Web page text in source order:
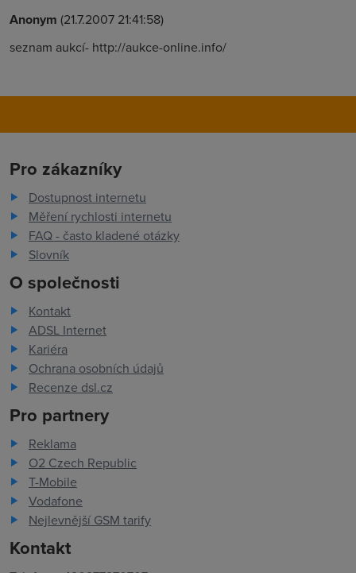
Anonym (21.7.2007 21:41:58)
seznam aukcí- http://aukce-online.info/
Pro zákazníky
Dostupnost internetu
Měření rychlosti internetu
FAQ - často kladené otázky
Slovník
O společnosti
Kontakt
ADSL Internet
Kariéra
Ochrana osobních údajů
Recenze dsl.cz
Pro partnery
Reklama
O2 Czech Republic
T-Mobile
Vodafone
Nejlevnější GSM tarify
Kontakt